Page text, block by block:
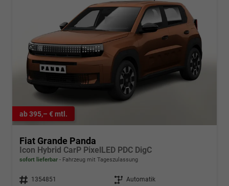
ab 395,– € mtl.
Fiat Grande Panda
Icon Hybrid CarP PixelLED PDC DigC
sofort lieferbar Fahrzeug mit Tageszulassung
Fahrzeugnr. 1354851 Getriebe Automatik